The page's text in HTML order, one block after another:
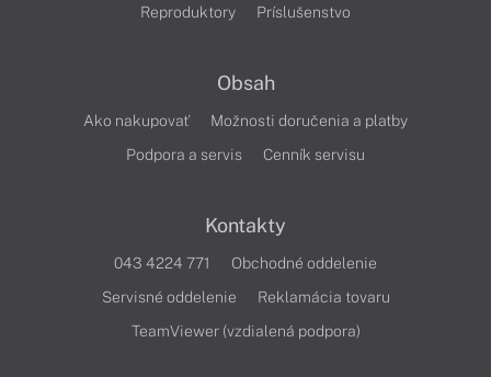
Reproduktory
Príslušenstvo
Obsah
Ako nakupovať
Možnosti doručenia a platby
Podpora a servis
Cenník servisu
Kontakty
043 4224 771
Obchodné oddelenie
Servisné oddelenie
Reklamácia tovaru
TeamViewer (vzdialená podpora)